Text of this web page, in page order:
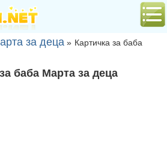
за деца » Картичка за баба
баба Марта за деца